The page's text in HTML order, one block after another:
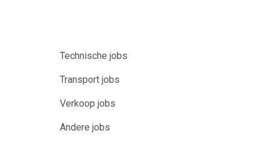
Technische jobs
Transport jobs
Verkoop jobs
Andere jobs